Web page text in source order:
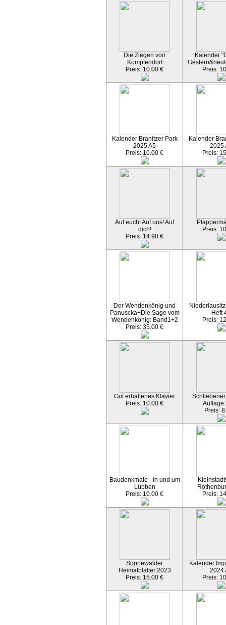
Die Ziegen von
Komptendorf
Preis: 10.00 €
Kalender
Preis:
Kalender Branitzer Park
2025 A5
Preis: 10.00 €
Kalender
2025
Preis:
Auf euch! Auf uns! Auf
dich!
Preis: 14.90 €
Preis:
Der Wendenkönig und
Panuscka+Die Sage vom
Wendenkönig: Band1+2
Preis: 35.00 €
Heft
Preis:
Gut erhaltenes Klavier
Preis: 10.00 €
Auflage
Preis:
Baudenkmale - In und um
Lübben
Preis: 10.00 €
Preis:
Sonnewalder
Heimatblätter 2023
Preis: 15.00 €
Kalender
2024
Preis: